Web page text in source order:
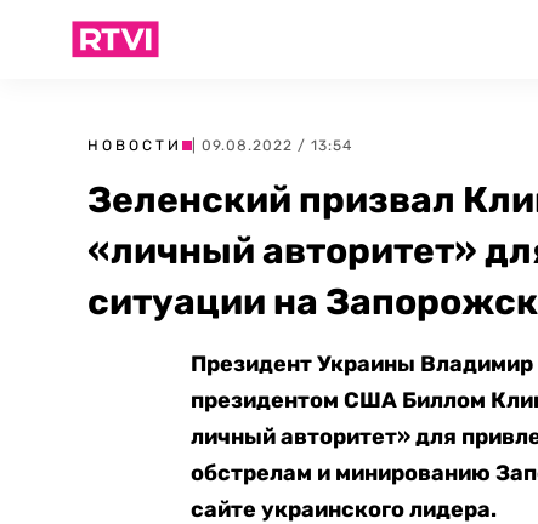
НОВОСТИ | 09.08.2022 / 13:54
Зеленский призвал
«личный авторитет»
ситуации на
Президент Украины Владимир
президентом США Биллом
личный авторитет» для
обстрелам и минированию
сайте украинского лидера.